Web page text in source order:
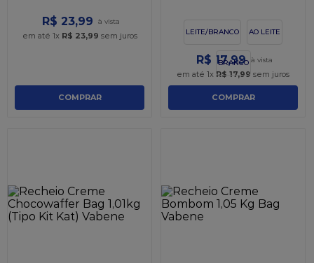
R$ 23,99
em até 1x R$ 23,99 sem juros
COMPRAR
LEITE/BRANCO AO LEITE
BRANCO
R$ 17,99
em até 1x R$ 17,99 sem juros
COMPRAR